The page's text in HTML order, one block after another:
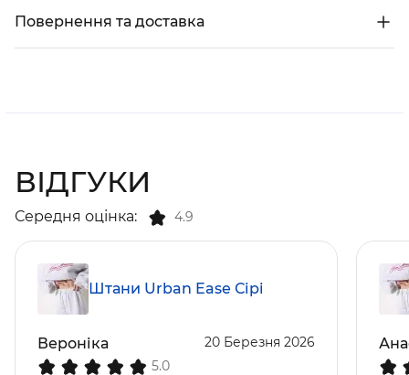
Повернення та доставка
ВІДГУКИ
Середня оцінка: 4.9
Штани Urban Ease Сірі
Вероніка
5.0
20 Березня 2026